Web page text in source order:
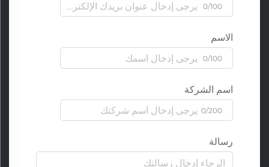
0/100
الاسم
0/100
اسم الشركة
0/200
رسالة